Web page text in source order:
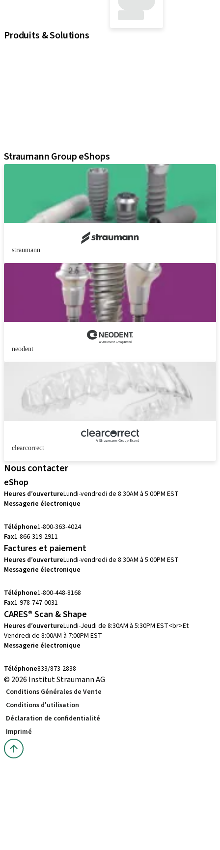
Produits & Solutions
Straumann Group eShops
straumann
neodent
clearcorrect
Nous contacter
eShop
Heures d’ouvertureLundi-vendredi de 8:30AM à 5:00PM EST
Messagerie électronique
Téléphone1-800-363-4024
Fax1-866-319-2911
Factures et paiement
Heures d’ouvertureLundi-vendredi de 8:30AM à 5:00PM EST
Messagerie électronique
Téléphone1-800-448-8168
Fax1-978-747-0031
CARES® Scan & Shape
Heures d’ouvertureLundi-Jeudi de 8:30AM à 5:30PM EST<br>Et
Vendredi de 8:00AM à 7:00PM EST
Messagerie électronique
Téléphone833/873-2838
© 2026 Institut Straumann AG
Conditions Générales de Vente
Conditions d'utilisation
Déclaration de confidentialité
Imprimé